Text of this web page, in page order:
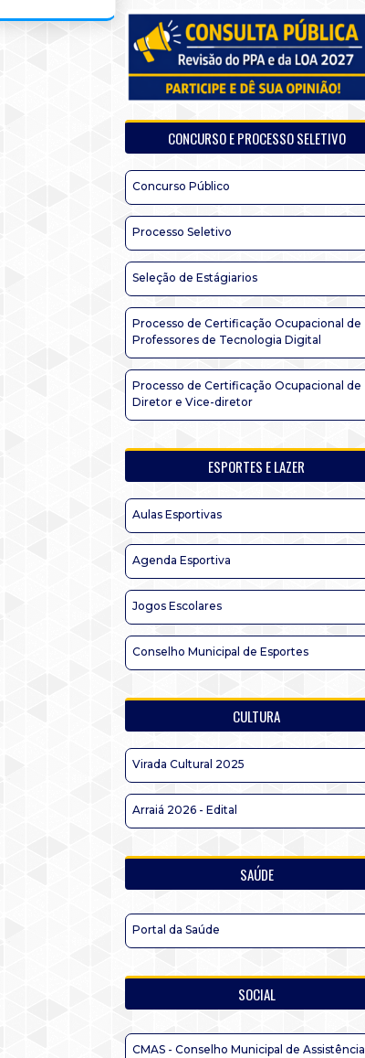
CONCURSO E PROCESSO SELETIVO
Concurso Público
Processo Seletivo
Seleção de Estágiarios
Processo de Certificação Ocupacional de
Professores de Tecnologia Digital
Processo de Certificação Ocupacional de
Diretor e Vice-diretor
ESPORTES E LAZER
Aulas Esportivas
Agenda Esportiva
Jogos Escolares
Conselho Municipal de Esportes
CULTURA
Virada Cultural 2025
Arraiá 2026 - Edital
SAÚDE
Portal da Saúde
SOCIAL
CMAS - Conselho Municipal de Assistência